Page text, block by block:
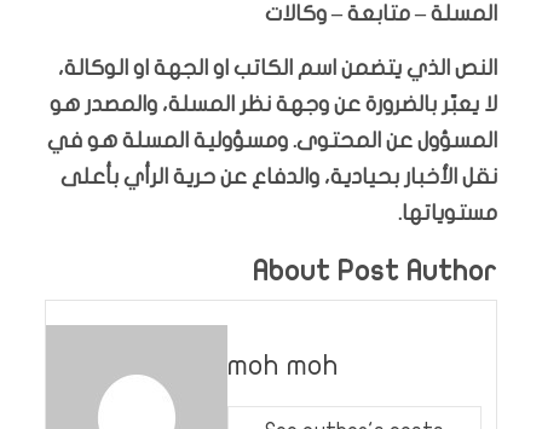
المسلة – متابعة – وكالات
النص الذي يتضمن اسم الكاتب او الجهة او الوكالة،
لا يعبّر بالضرورة عن وجهة نظر المسلة، والمصدر هو
المسؤول عن المحتوى. ومسؤولية المسلة هو في
نقل الأخبار بحيادية، والدفاع عن حرية الرأي بأعلى
مستوياتها.
About Post Author
moh moh